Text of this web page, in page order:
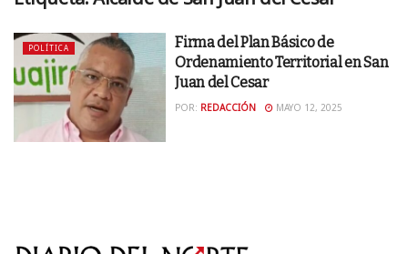
POLÍTICA
Firma del Plan Básico de
Ordenamiento Territorial en San
Juan del Cesar
POR: REDACCIÓN MAYO 12, 2025